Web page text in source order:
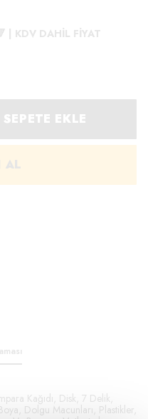
| KDV DAHİL FİYAT
SEPETE EKLE
AL
Kağıdı, Disk, 7 Delik,
Dolgu Macunları, Plastikler,